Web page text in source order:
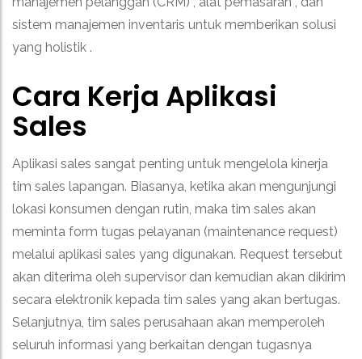
sistem manajemen inventaris untuk memberikan solusi
yang holistik .
Cara Kerja Aplikasi
Sales
Aplikasi sales sangat penting untuk mengelola kinerja
tim sales lapangan. Biasanya, ketika akan mengunjungi
lokasi konsumen dengan rutin, maka tim sales akan
meminta form tugas pelayanan (maintenance request)
melalui aplikasi sales yang digunakan. Request tersebut
akan diterima oleh supervisor dan kemudian akan dikirim
secara elektronik kepada tim sales yang akan bertugas.
Selanjutnya, tim sales perusahaan akan memperoleh
seluruh informasi yang berkaitan dengan tugasnya